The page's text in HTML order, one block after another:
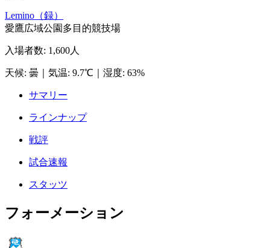
Lemino（録）
愛鷹広域公園多目的競技場
入場者数: 1,600人
天候: 曇 気温: 9.7℃ 湿度: 63%
サマリー
ラインナップ
戦評
試合速報
スタッツ
フォーメーション